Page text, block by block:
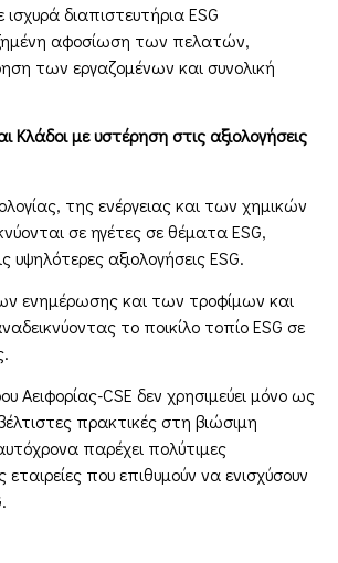
ισχυρά διαπιστευτήρια ESG
αφοσίωση των πελατών,
των εργαζομένων και συνολική
Κλάδοι με υστέρηση στις αξιολογήσεις
της ενέργειας και των χημικών
σε ηγέτες σε θέματα ESG,
υψηλότερες αξιολογήσεις ESG.
ενημέρωσης και των τροφίμων και
το ποικίλο τοπίο ESG σε
Αειφορίας-CSE δεν χρησιμεύει μόνο ως
πρακτικές στη βιώσιμη
παρέχει πολύτιμες
εταιρείες που επιθυμούν να ενισχύσουν